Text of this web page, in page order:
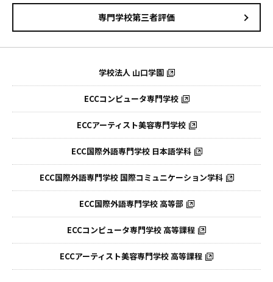
専門学校第三者評価
学校法人 山口学園
ECCコンピュータ専門学校
ECCアーティスト美容専門学校
ECC国際外語専門学校 日本語学科
ECC国際外語専門学校 国際コミュニケーション学科
ECC国際外語専門学校 高等部
ECCコンピュータ専門学校 高等課程
ECCアーティスト美容専門学校 高等課程